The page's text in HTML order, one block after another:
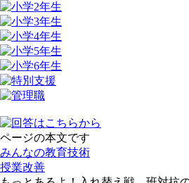
ページの本文です
みんなの教育技術
授業改善